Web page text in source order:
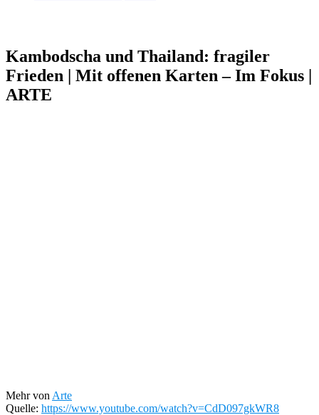
Kambodscha und Thailand: fragiler
Frieden | Mit offenen Karten – Im Fokus |
ARTE
Mehr von Arte
Quelle: https://www.youtube.com/watch?v=CdD097gkWR8